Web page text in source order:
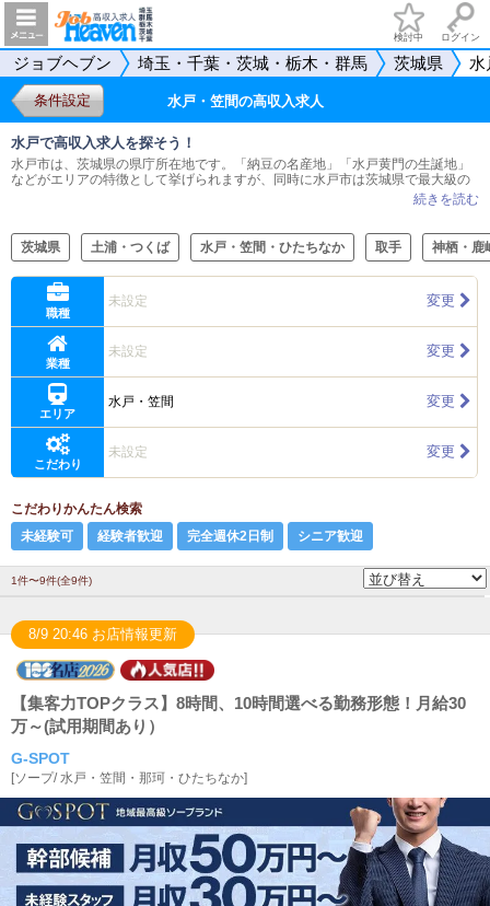
検討中 ログイン
ジョブヘブン 埼玉・千葉・茨城・栃木・群馬 茨城県 水
条件設定 水戸・笠間の高収入求人
水戸で高収入求人を探そう！
水戸市は、茨城県の県庁所在地です。「納豆の名産地」「水戸黄門の生誕地」
などがエリアの特徴として挙げられますが、同時に水戸市は茨城県で最大級の
歓楽街が見られるエリアでもあります。国道50号線沿いの大工町、泉町および
その南部に位置する天王町は、多数の飲食店や遊興施設が密集するエリアとな
性向け高収入求人を見つけることができます。店舗で受付や清掃、各種の雑務
を行う受付スタッフのほか、Web運営スタッフや送迎ドライバーなどさまざま
人を探す皆様をサポートします。当サイトでは、それぞれの個別ページにて詳
細な求人内容をチェックすることが可能です。応募資格や給与の目安、待遇な
どを確認することができます。そのほか、皆様一人ひとりが希望に合った求人
をすみやかに見つけられるよう、給与の額や待遇の内容などを指定して絞り込
める検索機能を設けています。水戸市で仕事をお探しの際は、ぜひご活用くだ
さい。
茨城県 土浦・つくば 水戸・笠間・ひたちなか 取手 神栖・鹿
職種
未設定 変更
業種
未設定 変更
エリア
水戸・笠間 変更
こだわり
未設定 変更
こだわりかんたん検索
未経験可
経験者歓迎 完全週休2日制 シニア歓迎
1件〜9件(全9件)
8/9 20:46 お店情報更新
【集客力TOPクラス】8時間、10時間選べる勤務形態！月給30
万～(試用期間あり）
G-SPOT
[ソープ/水戸・笠間・那珂・ひたちなか]